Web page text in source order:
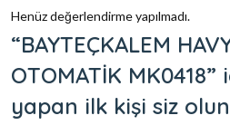
Henüz değerlendirme yapılmadı.
“BAYTEÇKALEM
OTOMATİK
yapan ilk kişi siz olun